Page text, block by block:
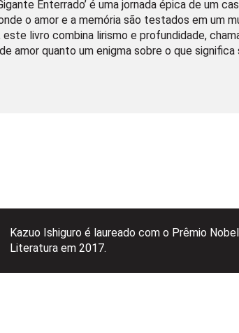
Enterrado’ é uma jornada épica de um
o amor e a memória são testados em um
livro combina lirismo e profundidade,
amor quanto um enigma sobre o que significa
Kazuo Ishiguro é laureado com o Prêmio
Literatura em 2017.